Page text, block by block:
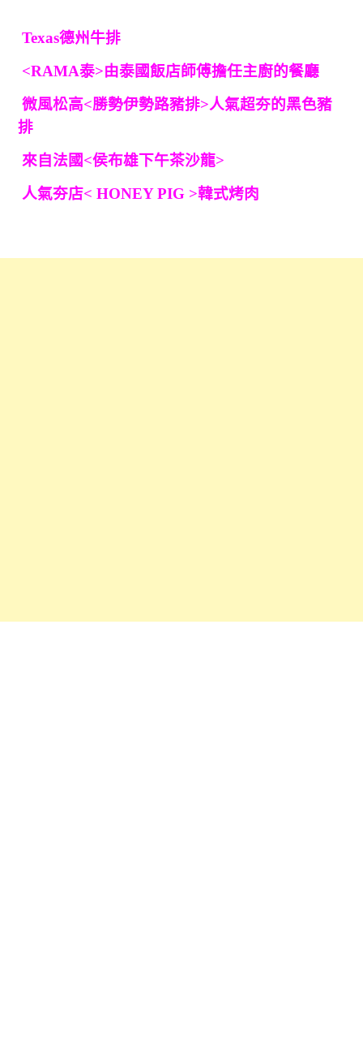
Texas德州牛排
<RAMA泰>由泰國飯店師傅擔任主廚的餐廳
微風松高<勝勢伊勢路豬排>人氣超夯的黑色豬
排
來自法國<侯布雄下午茶沙龍>
人氣夯店< HONEY PIG >韓式烤肉